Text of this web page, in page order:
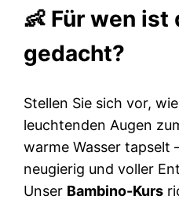
👶 Für wen ist
gedacht?
Stellen Sie sich vor,
leuchtenden Augen
warme Wasser tapselt
neugierig und voller
Unser Bambino-Kurs